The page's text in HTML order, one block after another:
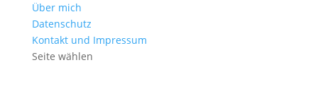
Über mich
Datenschutz
Kontakt und Impressum
Seite wählen